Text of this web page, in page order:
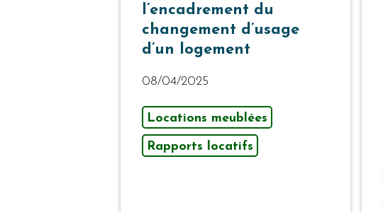
l’encadrement du
changement d’usage
d’un logement
08/04/2025
Locations meublées
Rapports locatifs